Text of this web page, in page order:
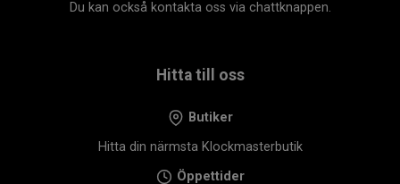
Du kan också kontakta oss via chattknappen.
Hitta till oss
Butiker
Hitta din närmsta Klockmasterbutik
Öppettider